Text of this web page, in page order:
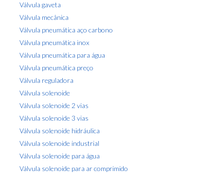
Válvula gaveta
Válvula mecânica
Válvula pneumática aço carbono
Válvula pneumática inox
Válvula pneumática para água
Válvula pneumática preço
Válvula reguladora
Válvula solenoide
Válvula solenoide 2 vias
Válvula solenoide 3 vias
Válvula solenoide hidráulica
Válvula solenoide industrial
Válvula solenoide para água
Válvula solenoide para ar comprimido